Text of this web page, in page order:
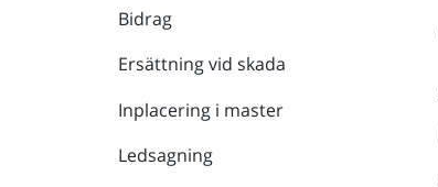
Bidrag
Ersättning vid skada
Inplacering i master
Ledsagning